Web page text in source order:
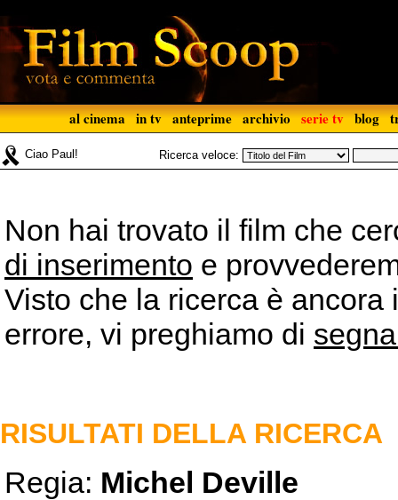
al cinema in tv anteprime archivio serie tv blog
Ciao Paul! Ricerca veloce:
Non hai trovato il film che
di inserimento e
Visto che la ricerca è
errore, vi preghiamo di
RISULTATI DELLA RICERCA
Regia: Michel Deville